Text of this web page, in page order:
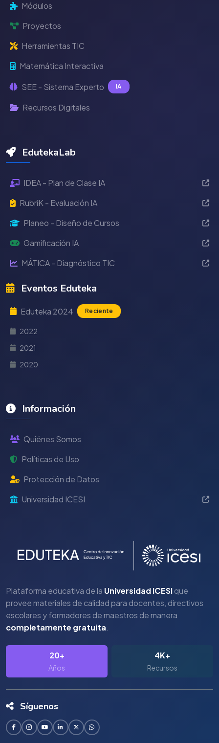
Módulos
Proyectos
Herramientas TIC
Matemática Interactiva
SEE - Sistema Experto IA
Recursos Digitales
EdutekaLab
IDEA - Plan de Clase IA
RubriK - Evaluación IA
Planeo - Diseño de Cursos
Gamificación IA
MÁTICA - Diagnóstico TIC
Eventos Eduteka
Eduteka 2024 Reciente
2022
2021
2020
Información
Quiénes Somos
Políticas de Uso
Protección de Datos
Universidad ICESI
Plataforma educativa de la Universidad ICESIque
provee materiales de calidad para docentes, directivos
escolares y formadores de maestros de manera
completamente gratuita.
20+
Años
4K+
Recursos
Síguenos